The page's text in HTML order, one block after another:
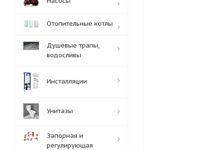
Отопительные котлы
Душевые трапы,
водосливы
Инсталляции
Унитазы
Запорная и
регулирующая